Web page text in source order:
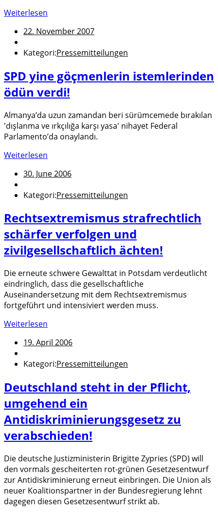
Weiterlesen
22. November 2007
Kategori:Pressemitteilungen
SPD yine göçmenlerin istemlerinden
ödün verdi!
Almanya’da uzun zamandan beri sürümcemede bırakılan
'dışlanma ve ırkçılığa karşı yasa' nihayet Federal
Parlamento’da onaylandı.
Weiterlesen
30. June 2006
Kategori:Pressemitteilungen
Rechtsextremismus strafrechtlich
schärfer verfolgen und
zivilgesellschaftlich ächten!
Die erneute schwere Gewalttat in Potsdam verdeutlicht
eindringlich, dass die gesellschaftliche
Auseinandersetzung mit dem Rechtsextremismus
fortgeführt und intensiviert werden muss.
Weiterlesen
19. April 2006
Kategori:Pressemitteilungen
Deutschland steht in der Pflicht,
umgehend ein
Antidiskriminierungsgesetz zu
verabschieden!
Die deutsche Justizministerin Brigitte Zypries (SPD) will
den vormals gescheiterten rot-grünen Gesetzesentwurf
zur Antidiskriminierung erneut einbringen. Die Union als
neuer Koalitionspartner in der Bundesregierung lehnt
dagegen diesen Gesetzesentwurf strikt ab.